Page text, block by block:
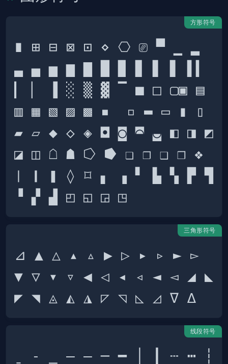
方形符号
∎ ⊞ ⊟ ⊠ ⊡ ⋄ ⎔ ⎚ ▀ ▁ ▂
▃ ▄ ▅ ▆ ▇ █ ▉ ▊ ▋ ▋ ▌▍
▎ ▏ ▐ ░ ▒ ▓ ▔ ■ □ ▢▣ ▤
▥ ▦ ▧ ▨ ▩ ▪  ▫ ▬ ▭ ▮ ▯
▰ ▱ ◆ ◇ ◈ ◘ ◙ ◚ ◛ ◧ ◨ ◩
◪ ◫ ☖ ☗ ⭔ ⭓ ❏ ❐ ❑ ❒ ❖
❘ ❙ ❚ ◊ ⌑ ▖ ▗ ▘ ▙ ▚ ▛ ▜
三角形符号
⊿ ▲ △ ▴ ▵ ▶ ▷ ▸ ▹ ► ▻
▼ ▽ ▾ ▿ ◀ ◁ ◂ ◃ ◄ ◅ ◢ ◣
线段符号
ˍ ‐ ⎯ ‒ ― ─ ━ │ ┃ ┄ ┅ ┆